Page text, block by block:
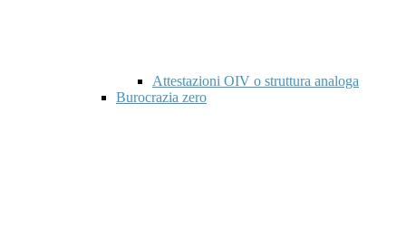
Attestazioni OIV o struttura analoga
Burocrazia zero